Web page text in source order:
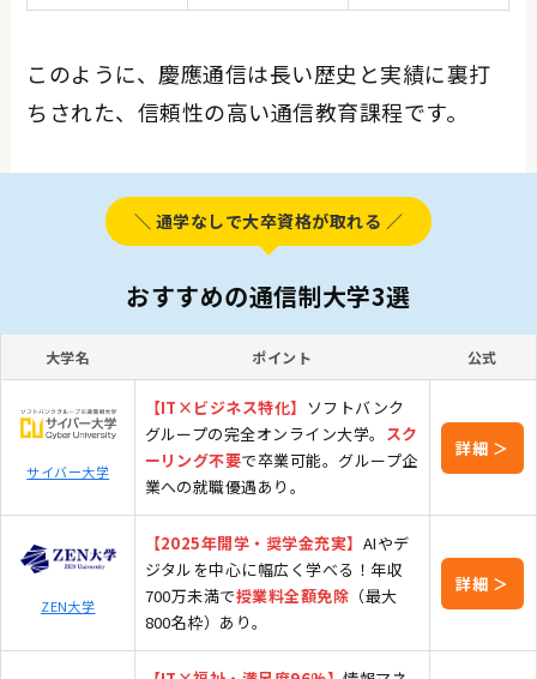
このように、慶應通信は長い歴史と実績に裏打
ちされた、信頼性の高い通信教育課程です。
＼ 通学なしで大卒資格が取れる ／
おすすめの通信制大学3選
大学名 ポイント 公式
サイバー大学
【IT×ビジネス特化】 ソフトバンク
グループの完全オンライン大学。 スク
ーリング不要で卒業可能。グループ企
業への就職優遇あり。
詳細 ＞
ZEN大学
【2025年開学・奨学金充実】 AIやデ
ジタルを中心に幅広く学べる！年収
700万未満で授業料全額免除 （最大
800名枠）あり。
詳細 ＞